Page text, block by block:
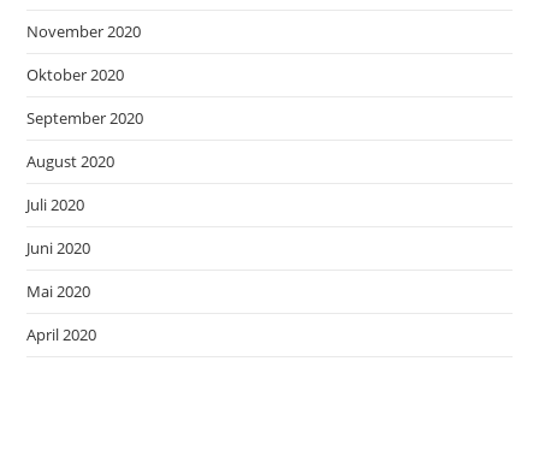
November 2020
Oktober 2020
September 2020
August 2020
Juli 2020
Juni 2020
Mai 2020
April 2020